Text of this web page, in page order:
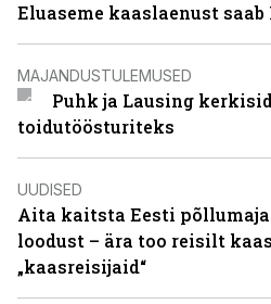
Eluaseme kaaslaenust
MAJANDUSTULEMUSED
Puhk ja Lausing
toidutöösturiteks
UUDISED
Aita kaitsta Eesti
loodust – ära too reisilt
„kaasreisijaid“